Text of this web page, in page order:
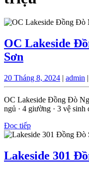
OC Lakeside
Sơn
Đồng
Đò
Nguyên
Khu
1
Sóc
Sơn
20 Tháng 8, 202420
Tháng
2024
| admin |
OC Lakeside Đồng Đò
ngủ · 4 giường · 3 vệ
Đọc tiếpĐọc
tiếp
Lakeside 301